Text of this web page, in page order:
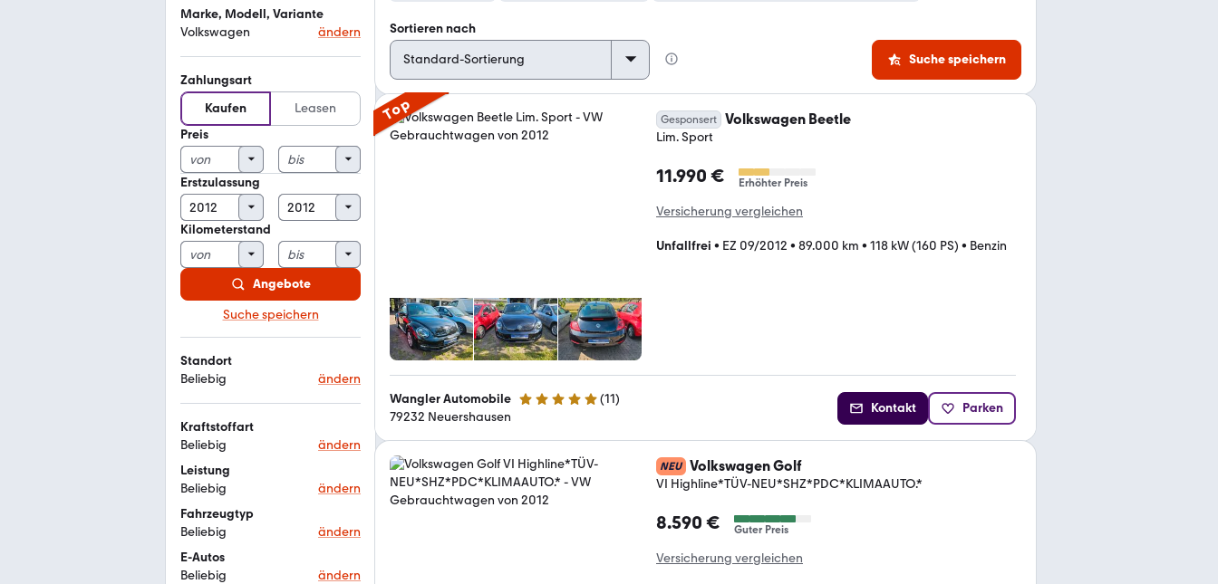
Marke, Modell, Variante
Volkswagen
ändern
Zahlungsart
Kaufen
Leasen
Preis
Erstzulassung
Kilometerstand
Angebote
Suche speichern
Standort
Beliebig
ändern
Kraftstoffart
Beliebig
ändern
Leistung
Beliebig
ändern
Fahrzeugtyp
Beliebig
ändern
E-Autos
Beliebig
ändern
Sortieren nach
Suche speichern
Top Gesponsert Volkswagen Beetle
Lim. Sport
11.990 € Erhöhter Preis
Versicherung vergleichen
Unfallfrei • EZ 09/2012 • 89.000 km • 118 kW (160 PS) • Benzin
Wangler Automobile 4.9 Sterne (11)
79232 Neuershausen
Kontakt Parken
NEU Volkswagen Golf
VI Highline*TÜV-NEU*SHZ*PDC*KLIMAAUTO.*
8.590 € Guter Preis
Versicherung vergleichen